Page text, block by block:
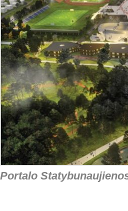
Portalo